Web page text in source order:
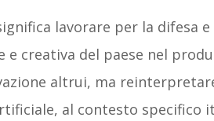
lavorare per la difesa
creativa del paese nel
altrui, ma
al contesto specifico